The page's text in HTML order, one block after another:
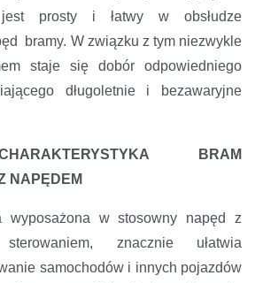
prosty i łatwy w obsłudze
bramy. W związku z tym niezwykle
staje się dobór odpowiedniego
długoletnie i bezawaryjne
BRAM
NAPĘDEM
wyposażona w stosowny napęd z
sterowaniem, znacznie ułatwia
samochodów i innych pojazdów